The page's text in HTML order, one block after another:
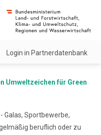
Login in Partnerdatenbank
Umweltzeichen für Green
Galas, Sportbewerbe,
beruflich oder zu